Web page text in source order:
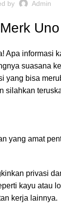
by Admin
Apa informasi
suasana
yang bisa
silahkan
yang amat
privasi
kayu atau
kerja lainnya.